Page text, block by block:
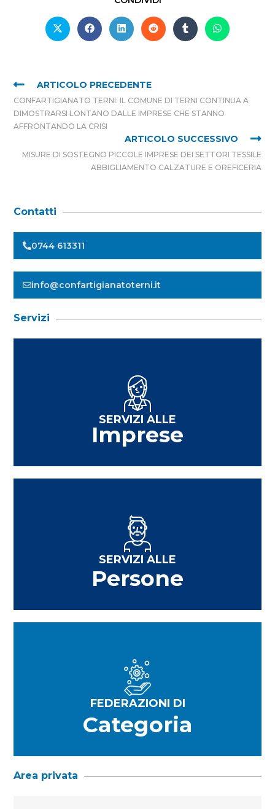
ARTICOLO PRECEDENTE
CONFARTIGIANATO TERNI: IL COMUNE DI TERNI CONTINUA A
DIMOSTRARSI LONTANO DALLE IMPRESE CHE STANNO
AFFRONTANDO LA CRISI
ARTICOLO SUCCESSIVO
MISURE DI SOSTEGNO PICCOLE IMPRESE DEI SETTORI TESSILE
ABBIGLIAMENTO CALZATURE E OREFICERIA
Contatti
0744 613311
info@confartigianatoterni.it
Servizi
SERVIZI ALLE
Imprese
SERVIZI ALLE
Persone
FEDERAZIONI DI
Categoria
Area privata